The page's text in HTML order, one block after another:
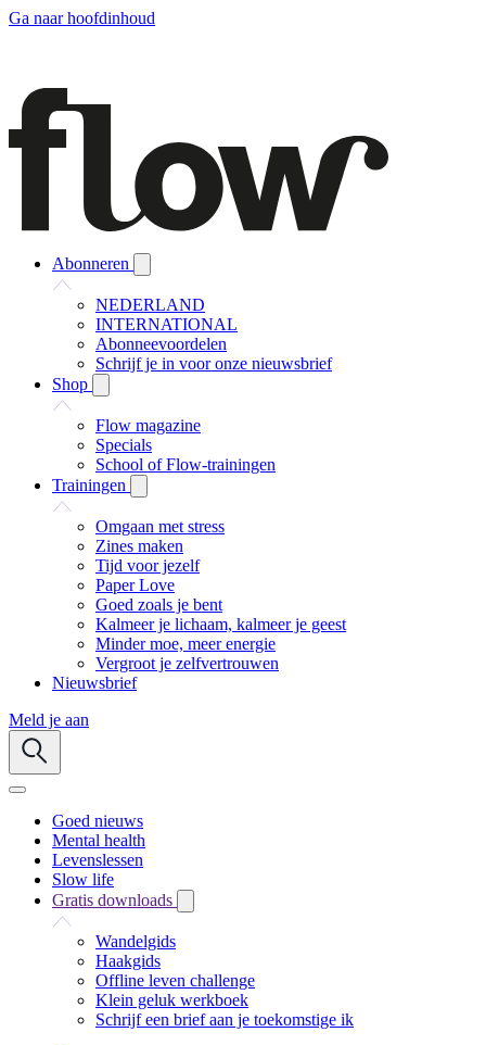
Ga naar hoofdinhoud
Abonneren
NEDERLAND
INTERNATIONAL
Abonneevoordelen
Schrijf je in voor onze nieuwsbrief
Shop
Flow magazine
Specials
School of Flow-trainingen
Trainingen
Omgaan met stress
Zines maken
Tijd voor jezelf
Paper Love
Goed zoals je bent
Kalmeer je lichaam, kalmeer je geest
Minder moe, meer energie
Vergroot je zelfvertrouwen
Nieuwsbrief
Meld je aan
Goed nieuws
Mental health
Levenslessen
Slow life
Gratis downloads
Wandelgids
Haakgids
Offline leven challenge
Klein geluk werkboek
Schrijf een brief aan je toekomstige ik